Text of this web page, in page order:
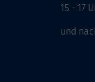
15 - 17
und